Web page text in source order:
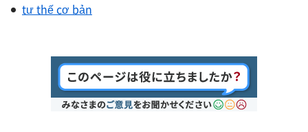
tư thế cơ bản